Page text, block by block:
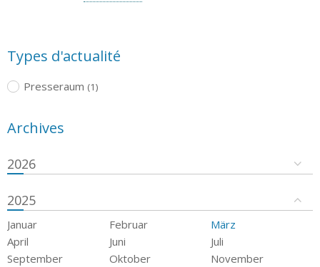
Types d'actualité
Presseraum (1)
Archives
2026
2025
Januar Februar
März
April
Juni
Juli
September
Oktober
November